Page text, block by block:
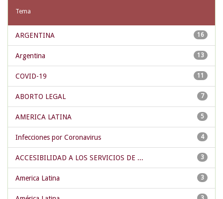
Tema
16
ARGENTINA
13
Argentina
11
COVID-19
7
ABORTO LEGAL
5
AMERICA LATINA
4
Infecciones por Coronavirus
3
ACCESIBILIDAD A LOS SERVICIOS DE ...
3
America Latina